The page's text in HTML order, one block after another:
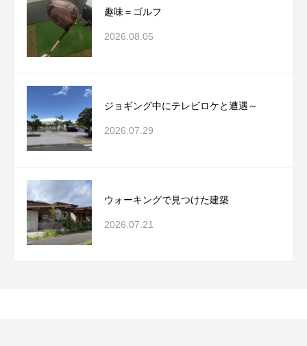
趣味＝ゴルフ
2026.08.05
ジョギング中にテレビロケと遭遇～
2026.07.29
ウォーキングで見つけた建築
2026.07.21